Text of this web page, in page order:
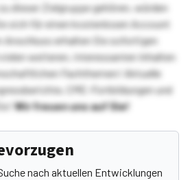
dieser Zielgruppe gehören, würden
sich für einen kostenlosen Account
Anschluss erhalten Sie sofortigen
vielen weiteren, interessanten Inhalten
Fachthemen! Aktuelle
CME-Fortbildungen und
Wir freuen uns auf Sie!
nach aktuellen Entwicklungen